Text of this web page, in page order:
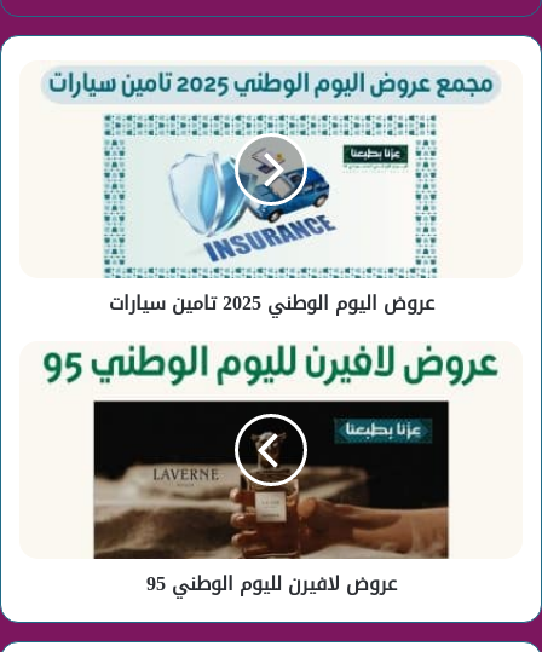
عروض
اليوم
عروض اليوم الوطني 2025 تامين سيارات
عروض
لافيرن
عروض لافيرن لليوم الوطني 95